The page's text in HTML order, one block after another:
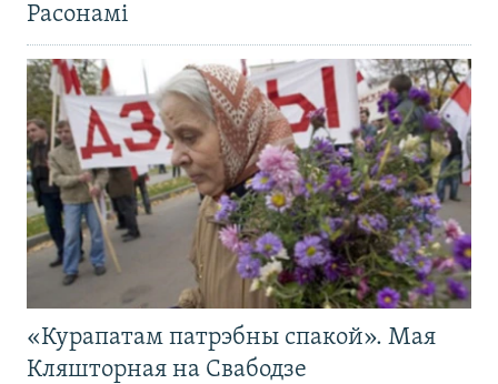
Расонамі
«Курапатам патрэбны спакой». Мая
Кляшторная на Свабодзе